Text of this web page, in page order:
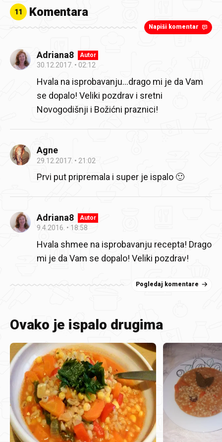
11 Komentara
Napiši komentar
Adriana8 Autor
30.12.2017. 02:12
Hvala na isprobavanju...drago mi je da Vam
se dopalo! Veliki pozdrav i sretni
Novogodišnji i Božićni praznici!
Agne
29.12.2017. 21:02
Prvi put pripremala i super je ispalo 🙂
Adriana8 Autor
9.4.2016. 18:58
Hvala shmee na isprobavanju recepta! Drago
mi je da Vam se dopalo! Veliki pozdrav!
Pogledaj komentare
Ovako je ispalo drugima